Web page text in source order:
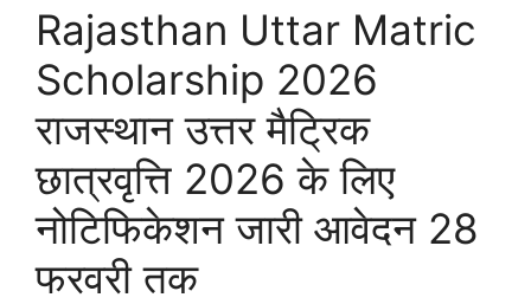
Rajasthan Uttar Matric
Scholarship 2026
राजस्थान उत्तर मैट्रिक
छात्रवृत्ति 2026 के लिए
नोटिफिकेशन जारी आवेदन 28
फरवरी तक